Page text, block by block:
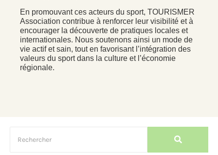
En promouvant ces acteurs du sport, TOURISMER
Association contribue à renforcer leur visibilité et à
encourager la découverte de pratiques locales et
internationales. Nous soutenons ainsi un mode de
vie actif et sain, tout en favorisant l’intégration des
valeurs du sport dans la culture et l’économie
régionale.